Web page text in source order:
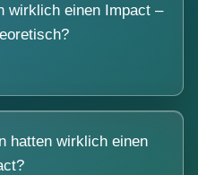
wirklich einen Impact –
hatten wirklich einen